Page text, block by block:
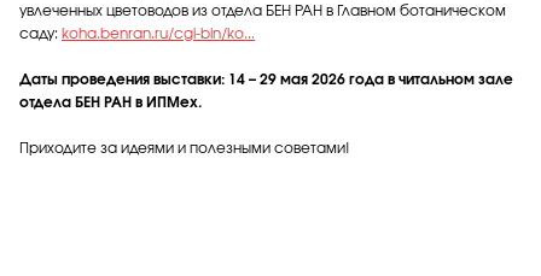
увлеченных цветоводов из отдела БЕН РАН в Главном ботаническом
саду: koha.benran.ru/cgi-bin/ko...
Даты проведения выставки: 14 – 29 мая 2026 года в читальном зале
отдела БЕН РАН в ИПМех.
Приходите за идеями и полезными советами!